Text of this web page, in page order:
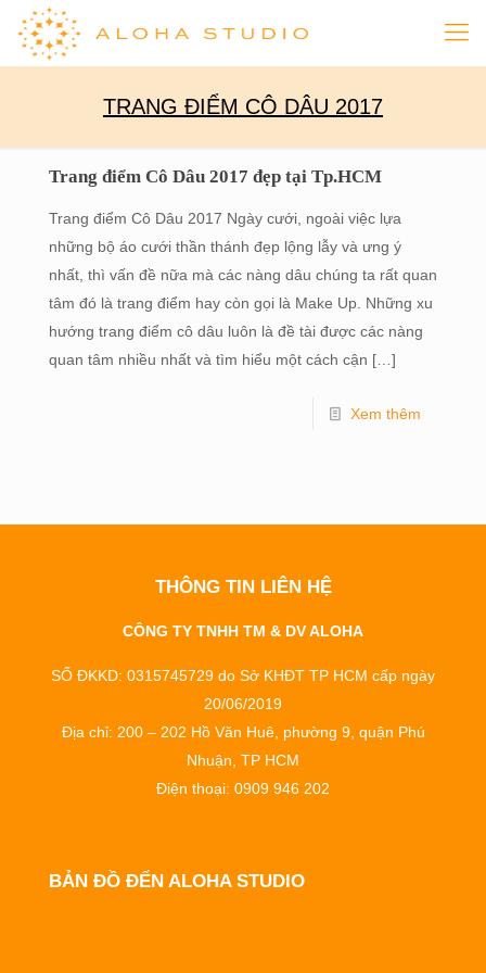
TRANG ĐIỂM CÔ DÂU 2017
Trang điểm Cô Dâu 2017 đẹp tại Tp.HCM
Trang điểm Cô Dâu 2017 Ngày cưới, ngoài việc lựa
những bộ áo cưới thần thánh đẹp lộng lẫy và ưng ý
nhất, thì vấn đề nữa mà các nàng dâu chúng ta rất quan
tâm đó là trang điểm hay còn gọi là Make Up. Những xu
hướng trang điểm cô dâu luôn là đề tài được các nàng
quan tâm nhiều nhất và tìm hiểu một cách cận […]
Xem thêm
THÔNG TIN LIÊN HỆ
CÔNG TY TNHH TM & DV ALOHA
SỐ ĐKKD: 0315745729 do Sở KHĐT TP HCM cấp ngày
20/06/2019
Địa chỉ: 200 – 202 Hồ Văn Huê, phường 9, quận Phú
Nhuận, TP HCM
Điện thoại: 0909 946 202
BẢN ĐỒ ĐẾN ALOHA STUDIO